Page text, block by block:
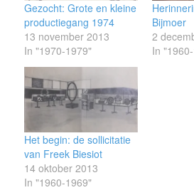
Gezocht: Grote en kleine
productiegang 1974
13 november 2013
In "1970-1979"
Bijmoer
2
In
Het begin: de sollicitatie
van Freek Biesiot
14 oktober 2013
In "1960-1969"